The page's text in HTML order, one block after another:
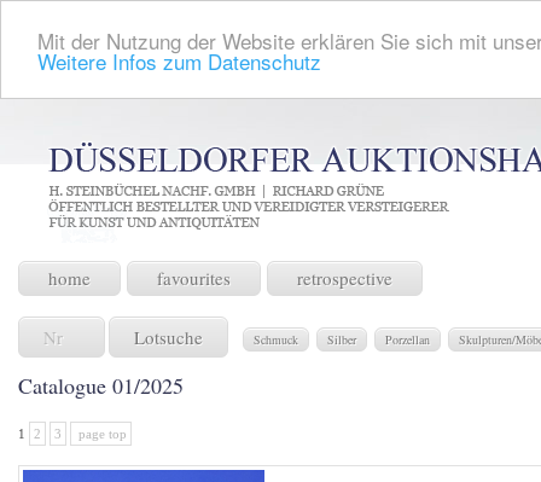
Mit der Nutzung der Website erklären Sie sich mit
Weitere Infos zum Datenschutz
home favourites retrospective
Lotsuche Schmuck Silber Porzellan Skulpturen/
Catalogue 01/2025
1 2 3 page top